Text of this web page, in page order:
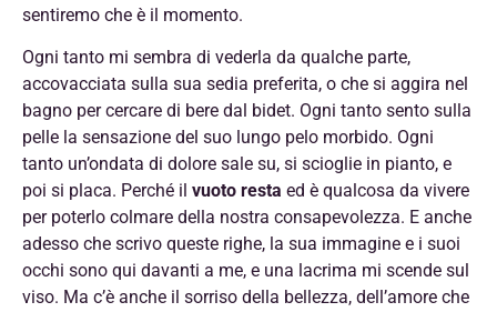
sentiremo che è il momento.
Ogni tanto mi sembra di vederla da qualche parte,
accovacciata sulla sua sedia preferita, o che si aggira nel
bagno per cercare di bere dal bidet. Ogni tanto sento sulla
pelle la sensazione del suo lungo pelo morbido. Ogni
tanto un’ondata di dolore sale su, si scioglie in pianto, e
poi si placa. Perché il vuoto resta ed è qualcosa da vivere
per poterlo colmare della nostra consapevolezza. E anche
adesso che scrivo queste righe, la sua immagine e i suoi
occhi sono qui davanti a me, e una lacrima mi scende sul
viso. Ma c’è anche il sorriso della bellezza, dell’amore che